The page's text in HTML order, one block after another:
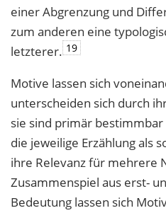
einer Abgrenzung und
zum anderen eine
letzterer. 19
Motive lassen sich
unterscheiden sich durch
sie sind primär
die jeweilige Erzählung als
ihre Relevanz für mehrere
Zusammenspiel aus erst-
Bedeutung lassen sich